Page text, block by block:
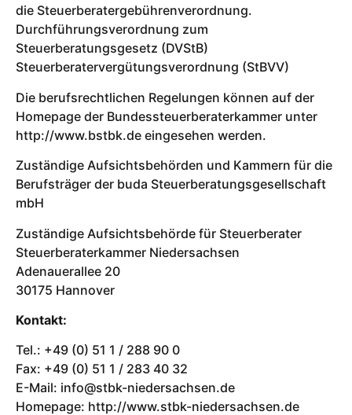
die Steuerberatergebührenverordnung.
Durchführungsverordnung zum
Steuerberatungsgesetz (DVStB)
Steuerberatervergütungsverordnung (StBVV)
Die berufsrechtlichen Regelungen können auf der
Homepage der Bundessteuerberaterkammer unter
http://www.bstbk.de eingesehen werden.
Zuständige Aufsichtsbehörden und Kammern für die
Berufsträger der buda Steuerberatungsgesellschaft
mbH
Zuständige Aufsichtsbehörde für Steuerberater
Steuerberaterkammer Niedersachsen
Adenauerallee 20
30175 Hannover
Kontakt:
Tel.: +49 (0) 51 1 / 288 90 0
Fax: +49 (0) 51 1 / 283 40 32
E-Mail: info@stbk-niedersachsen.de
Homepage: http://www.stbk-niedersachsen.de